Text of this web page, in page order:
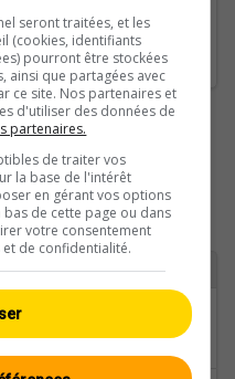
Bois
seront traitées, et les
(cookies, identifiants
pourront être stockées
ainsi que partagées avec
ce site. Nos partenaires et
d'utiliser des données de
partenaires.
de traiter vos
la base de l'intérêt
en gérant vos options
bas de cette page ou dans
votre consentement
de confidentialité.